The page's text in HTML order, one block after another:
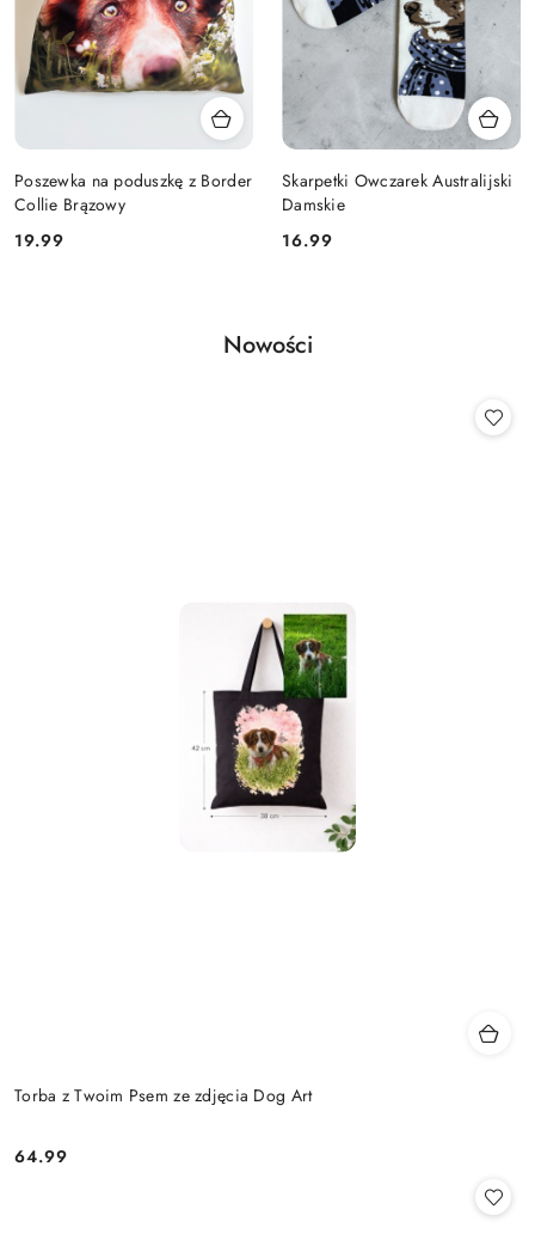
Poszewka na poduszkę z Border
Collie Brązowy
Cena:
19.99
Skarpetki Owczarek Australijski
Damskie
Cena:
16.99
Pomiń karuzelę produktów
Produkty
Nowości
Torba z Twoim Psem ze zdjęcia Dog Art
Cena:
64.99